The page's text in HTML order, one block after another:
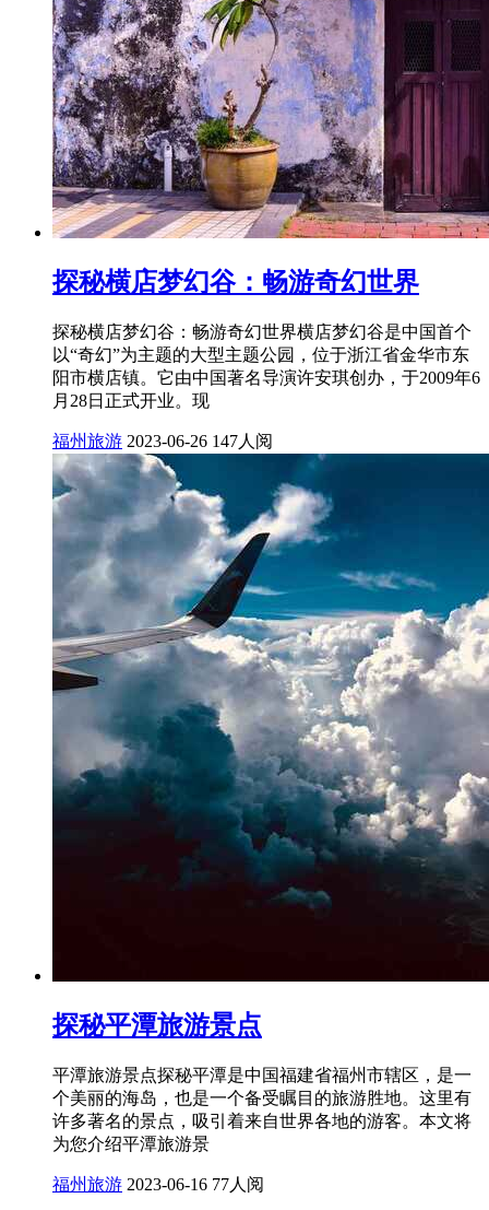
探秘横店梦幻谷：畅游奇幻世界
探秘横店梦幻谷：畅游奇幻世界横店梦幻谷是中国首个
以“奇幻”为主题的大型主题公园，位于浙江省金华市东
阳市横店镇。它由中国著名导演许安琪创办，于2009年6
月28日正式开业。现
福州旅游 2023-06-26 147人阅
探秘平潭旅游景点
平潭旅游景点探秘平潭是中国福建省福州市辖区，是一
个美丽的海岛，也是一个备受瞩目的旅游胜地。这里有
许多著名的景点，吸引着来自世界各地的游客。本文将
为您介绍平潭旅游景
福州旅游 2023-06-16 77人阅